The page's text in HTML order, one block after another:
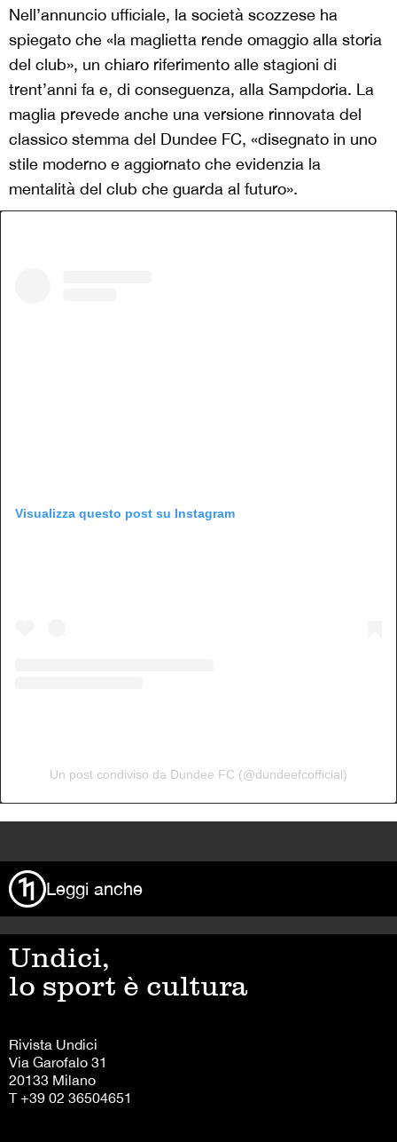
Nell’annuncio ufficiale, la società scozzese ha
spiegato che «la maglietta rende omaggio alla storia
del club», un chiaro riferimento alle stagioni di
trent’anni fa e, di conseguenza, alla Sampdoria. La
maglia prevede anche una versione rinnovata del
classico stemma del Dundee FC, «disegnato in uno
stile moderno e aggiornato che evidenzia la
mentalità del club che guarda al futuro».
Visualizza questo post su Instagram
Un post condiviso da Dundee FC (@dundeefcofficial)
Leggi anche
Undici,
lo sport è cultura
Rivista Undici
Via Garofalo 31
20133 Milano
T +39 02 36504651